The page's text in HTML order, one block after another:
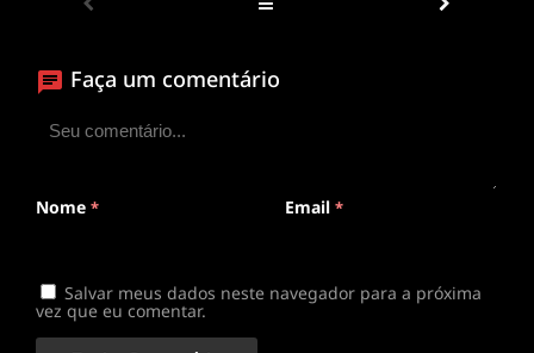
Clique para assistir
Faça um comentário
Nome * Email *
Salvar meus dados neste navegador para a próxima
vez que eu comentar.